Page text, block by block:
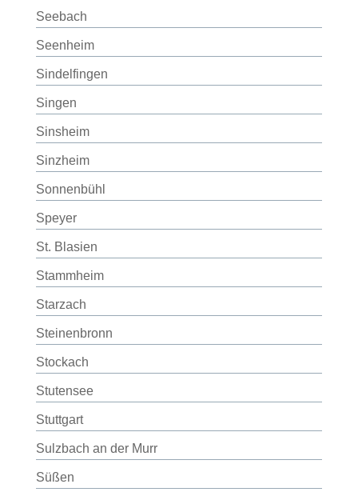
Seebach
Seenheim
Sindelfingen
Singen
Sinsheim
Sinzheim
Sonnenbühl
Speyer
St. Blasien
Stammheim
Starzach
Steinenbronn
Stockach
Stutensee
Stuttgart
Sulzbach an der Murr
Süßen